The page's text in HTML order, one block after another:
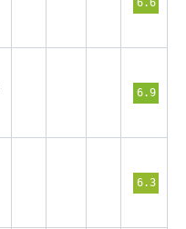
6.9
6.3